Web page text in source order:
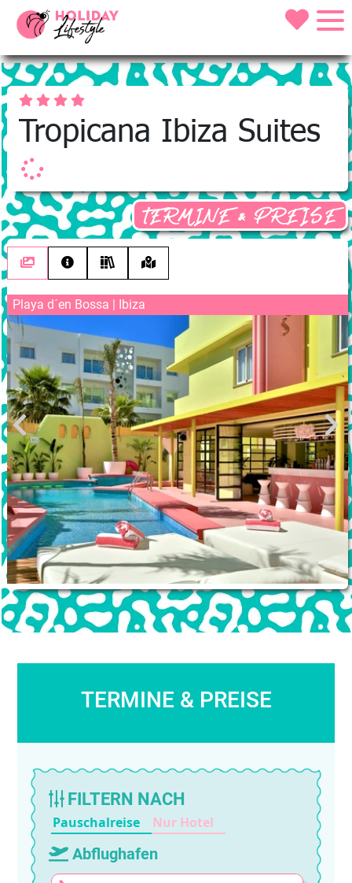
Tropicana Ibiza Suites
TERMINE & PREISE
Playa d´en Bossa | Ibiza
TERMINE & PREISE
FILTERN NACH
Pauschalreise Nur Hotel
Abflughafen